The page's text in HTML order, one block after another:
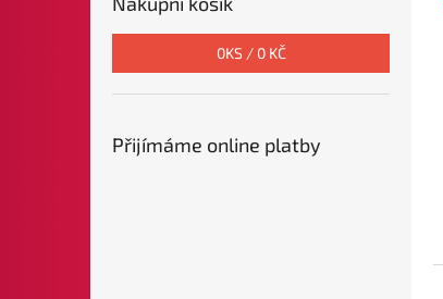
0KS / 0 KČ
Přijímáme online platby